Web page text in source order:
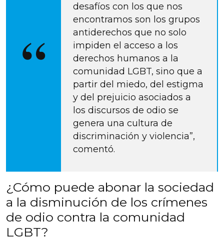
desafíos con los que nos
encontramos son los grupos
antiderechos que no solo
impiden el acceso a los
derechos humanos a la
comunidad LGBT, sino que a
partir del miedo, del estigma
y del prejuicio asociados a
los discursos de odio se
genera una cultura de
discriminación y violencia”,
comentó.
¿Cómo puede abonar la sociedad
a la disminución de los crímenes
de odio contra la comunidad
LGBT?